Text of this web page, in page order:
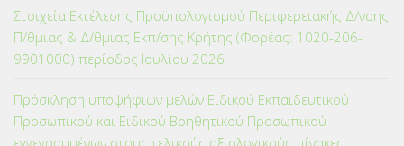
Στοιχεία Εκτέλεσης Προϋπολογισμού Περιφερειακής Δ/νσης
Π/θμιας & Δ/θμιας Εκπ/σης Κρήτης (Φορέας: 1020-206-
9901000) περίοδος Ιουλίου 2026
Πρόσκληση υποψήφιων μελών Ειδικού Εκπαιδευτικού
Προσωπικού και Ειδικού Βοηθητικού Προσωπικού